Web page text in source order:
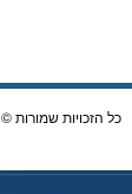
כל הזכויות שמורות © 2010 לחברת בסט-טריידר Best Trader | כתובת לדואר: ת.ד 5864 הרצליה | 072-3340747 |